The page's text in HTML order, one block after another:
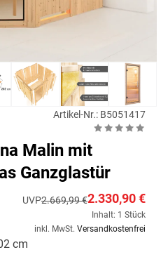
Artikel-Nr.: B5051417
Malin mit
Ganzglastür
UVP2.669,99 €2.330,90 €
Inhalt: 1 Stück
inkl. MwSt. Versandkostenfrei
cm